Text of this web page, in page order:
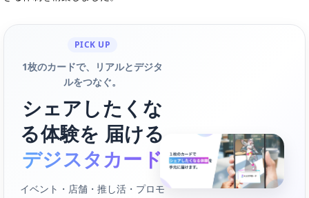
PICK UP
1枚のカードで、リアルとデジタ
ルをつなぐ。
シェアしたくな
る体験を 届ける
デジスタカード
イベント・店舗・推し活・プロモ